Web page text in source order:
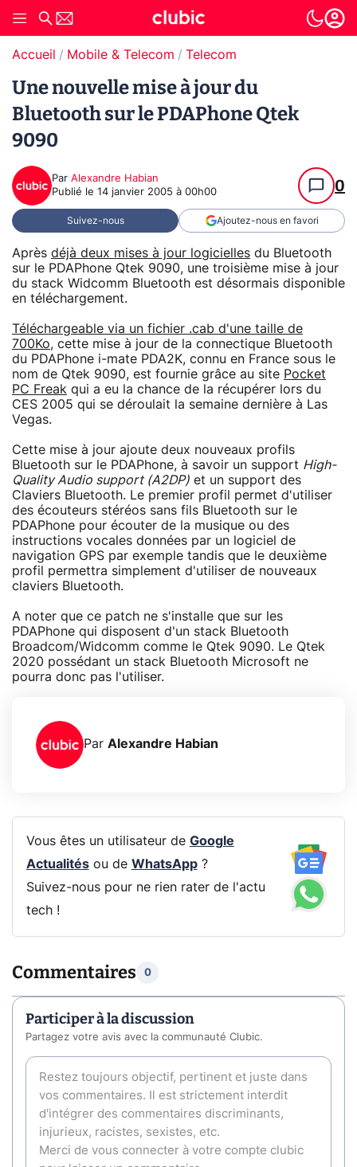
Accueil Mobile & Telecom Telecom
Une nouvelle mise à jour du
Bluetooth sur le PDAPhone Qtek
9090
Par Alexandre Habian
Publié le 14 janvier 2005 à 00h00 0
Suivez-nous Ajoutez-nous en favori
Après déjà deux mises à jour logicielles du Bluetooth
sur le PDAPhone Qtek 9090, une troisième mise à jour
du stack Widcomm Bluetooth est désormais disponible
en téléchargement.
Téléchargeable via un fichier .cab d'une taille de
700Ko, cette mise à jour de la connectique Bluetooth
du PDAPhone i-mate PDA2K, connu en France sous le
nom de Qtek 9090, est fournie grâce au site Pocket
PC Freak qui a eu la chance de la récupérer lors du
CES 2005 qui se déroulait la semaine dernière à Las
Vegas.
Cette mise à jour ajoute deux nouveaux profils
Bluetooth sur le PDAPhone, à savoir un support High-
Quality Audio support (A2DP) et un support des
Claviers Bluetooth. Le premier profil permet d'utiliser
des écouteurs stéréos sans fils Bluetooth sur le
PDAPhone pour écouter de la musique ou des
instructions vocales données par un logiciel de
navigation GPS par exemple tandis que le deuxième
profil permettra simplement d'utiliser de nouveaux
claviers Bluetooth.
A noter que ce patch ne s'installe que sur les
PDAPhone qui disposent d'un stack Bluetooth
Broadcom/Widcomm comme le Qtek 9090. Le Qtek
2020 possédant un stack Bluetooth Microsoft ne
pourra donc pas l'utiliser.
Par Alexandre Habian
Vous êtes un utilisateur de Google
Actualitésou de WhatsApp?
Suivez-nous pour ne rien rater de l'actu
tech !
Commentaires 0
Participer à la discussion
Partagez votre avis avec la communauté Clubic.